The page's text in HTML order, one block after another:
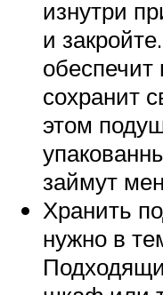
изнутри
и
обеспечит
сохранит
этом
займут
Хранить
нужно в